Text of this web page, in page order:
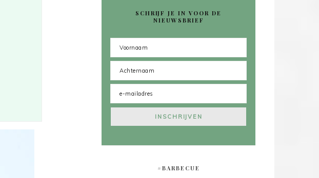
SCHRIJF JE IN VOOR DE
NIEUWSBRIEF
#BARBECUE